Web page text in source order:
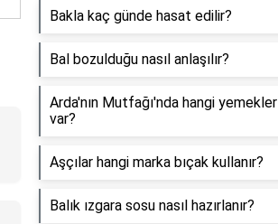
Bakla kaç günde hasat edilir?
Bal bozulduğu nasıl anlaşılır?
Arda'nın Mutfağı'nda hangi yemekler
var?
Aşçılar hangi marka bıçak kullanır?
Balık ızgara sosu nasıl hazırlanır?